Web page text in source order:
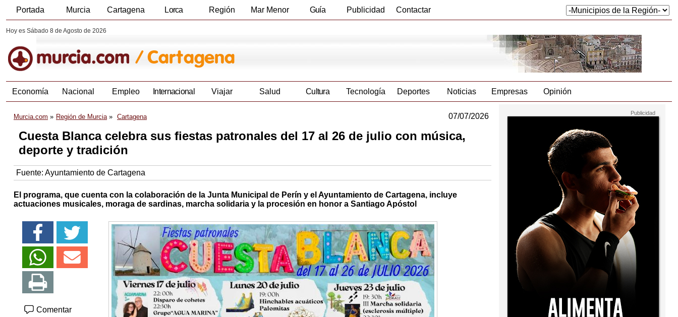
Portada Murcia Cartagena Lorca Región Mar Menor Guía Publicidad Contactar
Hoy es Sábado 8 de Agosto de 2026
Economía Nacional Empleo Internacional Viajar Salud Cultura Tecnología Deportes Noticias Empresas Opinión
Murcia.com Región de Murcia Cartagena 07/07/2026
Cuesta Blanca celebra sus fiestas patronales del 17 al 26 de julio con música,
deporte y tradición
Fuente: Ayuntamiento de Cartagena
El programa, que cuenta con la colaboración de la Junta Municipal de Perín y el Ayuntamiento de Cartagena, incluye
actuaciones musicales, moraga de sardinas, marcha solidaria y la procesión en honor a Santiago Apóstol
Comentar